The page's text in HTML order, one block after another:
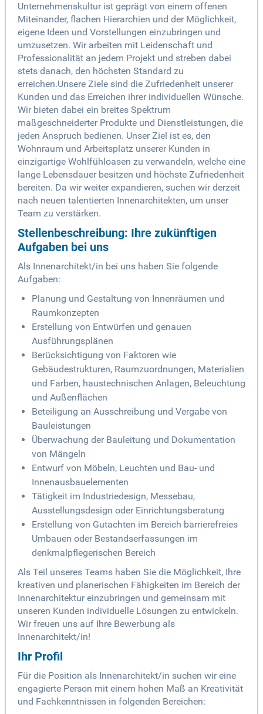
Unternehmenskultur ist geprägt von einem offenen
Miteinander, flachen Hierarchien und der Möglichkeit,
eigene Ideen und Vorstellungen einzubringen und
umzusetzen. Wir arbeiten mit Leidenschaft und
Professionalität an jedem Projekt und streben dabei
stets danach, den höchsten Standard zu
erreichen.Unsere Ziele sind die Zufriedenheit unserer
Kunden und das Erreichen ihrer individuellen Wünsche.
Wir bieten dabei ein breites Spektrum
maßgeschneiderter Produkte und Dienstleistungen, die
jeden Anspruch bedienen. Unser Ziel ist es, den
Wohnraum und Arbeitsplatz unserer Kunden in
einzigartige Wohlfühloasen zu verwandeln, welche eine
lange Lebensdauer besitzen und höchste Zufriedenheit
bereiten. Da wir weiter expandieren, suchen wir derzeit
nach neuen talentierten Innenarchitekten, um unser
Team zu verstärken.
Stellenbeschreibung: Ihre zukünftigen
Aufgaben bei uns
Als Innenarchitekt/in bei uns haben Sie folgende
Aufgaben:
Planung und Gestaltung von Innenräumen und
Raumkonzepten
Erstellung von Entwürfen und genauen
Ausführungsplänen
Berücksichtigung von Faktoren wie
Gebäudestrukturen, Raumzuordnungen, Materialien
und Farben, haustechnischen Anlagen, Beleuchtung
und Außenflächen
Beteiligung an Ausschreibung und Vergabe von
Bauleistungen
Überwachung der Bauleitung und Dokumentation
von Mängeln
Entwurf von Möbeln, Leuchten und Bau- und
Innenausbauelementen
Tätigkeit im Industriedesign, Messebau,
Ausstellungsdesign oder Einrichtungsberatung
Erstellung von Gutachten im Bereich barrierefreies
Umbauen oder Bestandserfassungen im
denkmalpflegerischen Bereich
Als Teil unseres Teams haben Sie die Möglichkeit, Ihre
kreativen und planerischen Fähigkeiten im Bereich der
Innenarchitektur einzubringen und gemeinsam mit
unseren Kunden individuelle Lösungen zu entwickeln.
Wir freuen uns auf Ihre Bewerbung als
Innenarchitekt/in!
Ihr Profil
Für die Position als Innenarchitekt/in suchen wir eine
engagierte Person mit einem hohen Maß an Kreativität
und Fachkenntnissen in folgenden Bereichen: